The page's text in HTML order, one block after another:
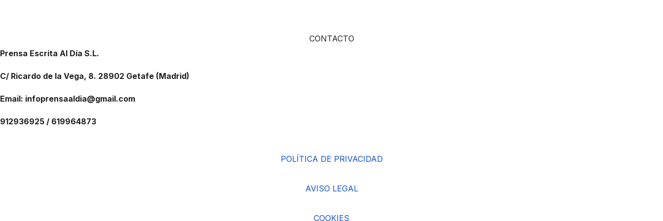
CONTACTO
Prensa Escrita Al Día S.L.
C/ Ricardo de la Vega, 8. 28902 Getafe (Madrid)
Email: infoprensaaldia@gmail.com
912936925 / 619964873
POLÍTICA DE PRIVACIDAD
AVISO LEGAL
COOKIES